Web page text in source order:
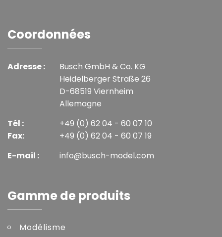
Coordonnées
Adresse :
Busch GmbH & Co. KG
Heidelberger Straße 26
D-68519 Viernheim
Allemagne
Tél :
Fax:
+49 (0) 62 04 - 60 07 10
+49 (0) 62 04 - 60 07 19
E-mail :
info@busch-model.com
Gamme de produits
Modélisme